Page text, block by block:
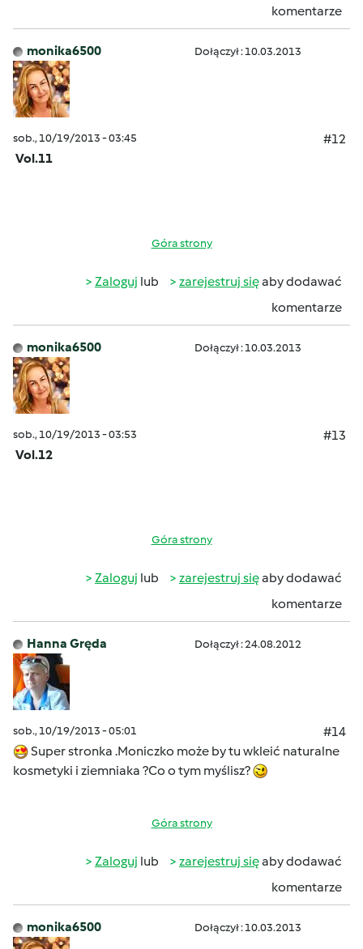
komentarze
monika6500 Dołączył : 10.03.2013
sob., 10/19/2013 - 03:45
#12
Vol.11
Góra strony
Zaloguj lub zarejestruj sięaby dodawać
komentarze
monika6500 Dołączył : 10.03.2013
sob., 10/19/2013 - 03:53
#13
Vol.12
Góra strony
Zaloguj lub zarejestruj sięaby dodawać
komentarze
Hanna Gręda Dołączył : 24.08.2012
sob., 10/19/2013 - 05:01
#14
Super stronka .Moniczko może by tu wkleić naturalne
kosmetyki i ziemniaka ?Co o tym myślisz?
Góra strony
Zaloguj lub zarejestruj sięaby dodawać
komentarze
monika6500 Dołączył : 10.03.2013